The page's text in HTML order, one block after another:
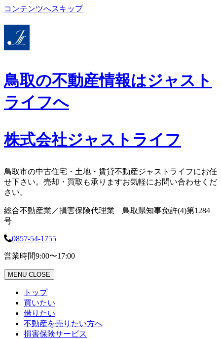
コンテンツへスキップ
鳥取の不動産情報はジャスト
ライフへ
株式会社ジャストライフ
鳥取市の中古住宅・土地・賃貸不動産ジャストライフにお任
せ下さい。売却・買取も承りますお気軽にお問い合わせくだ
さい。
総合不動産業／損害保険代理業 鳥取県知事免許(4)第1284
号
0857-54-1755
営業時間9:00〜17:00
MENU CLOSE
トップ
買いたい
借りたい
不動産を売りたい方へ
損害保険サービス